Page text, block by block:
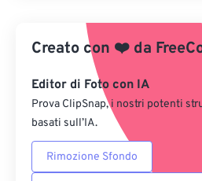
Applica da
Salva come predefinito
Creato con ❤️ da
Editor di Foto con IA
Prova ClipSnap, i nostri potenti
basati sull’IA.
Rimozione Sfondo